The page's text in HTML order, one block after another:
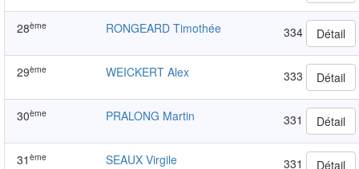
28ème RONGEARD Timothée 334 Détail
29ème WEICKERT Alex 333 Détail
30ème PRALONG Martin 331 Détail
31 ème SEAUX Virgile 331 Détail